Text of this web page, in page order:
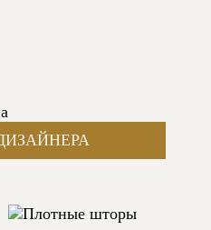
ДЛЯ КУХНИ
БЕЖЕВЫЙ, 230 СМ,